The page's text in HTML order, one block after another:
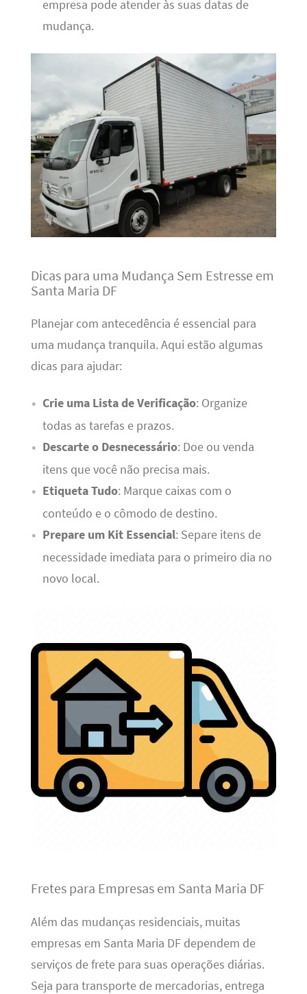
empresa pode atender às suas datas de
mudança.
Dicas para uma Mudança Sem Estresse em
Santa Maria DF
Planejar com antecedência é essencial para
uma mudança tranquila. Aqui estão algumas
dicas para ajudar:
Crie uma Lista de Verificação: Organize
todas as tarefas e prazos.
Descarte o Desnecessário: Doe ou venda
itens que você não precisa mais.
Etiqueta Tudo: Marque caixas com o
conteúdo e o cômodo de destino.
Prepare um Kit Essencial: Separe itens de
necessidade imediata para o primeiro dia no
novo local.
Fretes para Empresas em Santa Maria DF
Além das mudanças residenciais, muitas
empresas em Santa Maria DF dependem de
serviços de frete para suas operações diárias.
Seja para transporte de mercadorias, entrega